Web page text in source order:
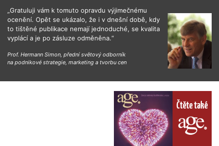
„Gratuluji vám k tomuto opravdu výjimečnému
ocenění. Opět se ukázalo, že i v dnešní době, kdy
to tištěné publikace nemají jednoduché, se kvalita
vyplácí a je po zásluze odměněna.“
Prof. Hermann Simon, přední světový odborník
na podnikové strategie, marketing a tvorbu cen
Čtěte také